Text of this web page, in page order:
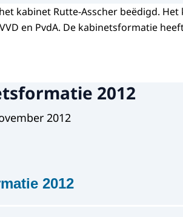
kabinet Rutte-Asscher beëdigd. Het
en PvdA. De kabinetsformatie
2012
2012
2012